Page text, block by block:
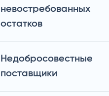
невостребованных
остатков
Недобросовестные
поставщики